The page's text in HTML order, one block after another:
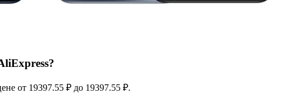
от 19397.55 ₽ до 19397.55 ₽.